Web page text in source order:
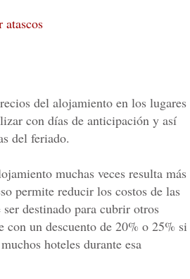
atascos
del alojamiento en los lugares
con días de anticipación y así
del feriado.
muchas veces resulta más
permite reducir los costos de las
destinado para cubrir otros
con un descuento de 20% o 25% si
hoteles durante esa